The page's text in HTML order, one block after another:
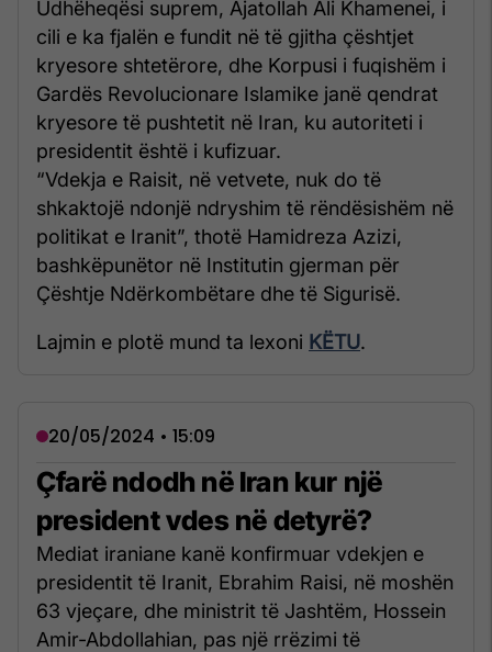
Udhëheqësi suprem, Ajatollah Ali Khamenei, i
cili e ka fjalën e fundit në të gjitha çështjet
kryesore shtetërore, dhe Korpusi i fuqishëm i
Gardës Revolucionare Islamike janë qendrat
kryesore të pushtetit në Iran, ku autoriteti i
presidentit është i kufizuar.
“Vdekja e Raisit, në vetvete, nuk do të
shkaktojë ndonjë ndryshim të rëndësishëm në
politikat e Iranit”, thotë Hamidreza Azizi,
bashkëpunëtor në Institutin gjerman për
Çështje Ndërkombëtare dhe të Sigurisë.
Lajmin e plotë mund ta lexoni KËTU.
20/05/2024 • 15:09
Çfarë ndodh në Iran kur një
president vdes në detyrë?
Mediat iraniane kanë konfirmuar vdekjen e
presidentit të Iranit, Ebrahim Raisi, në moshën
63 vjeçare, dhe ministrit të Jashtëm, Hossein
Amir-Abdollahian, pas një rrëzimi të